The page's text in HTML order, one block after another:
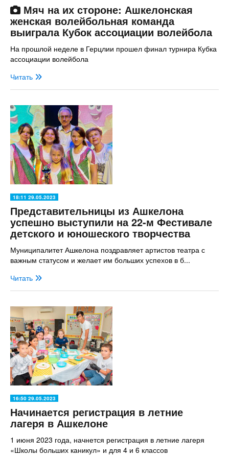
Мяч на их стороне: Ашкелонская
женская волейбольная команда
выиграла Кубок ассоциации волейбола
На прошлой неделе в Герцлии прошел финал турнира Кубка
ассоциации волейбола
Читать
18:11 29.05.2023
Представительницы из Ашкелона
успешно выступили на 22-м Фестивале
детского и юношеского творчества
Муниципалитет Ашкелона поздравляет артистов театра с
важным статусом и желает им больших успехов в б...
Читать
16:50 29.05.2023
Начинается регистрация в летние
лагеря в Ашкелоне
1 июня 2023 года, начнется регистрация в летние лагеря
«Школы больших каникул» и для 4 и 6 классов